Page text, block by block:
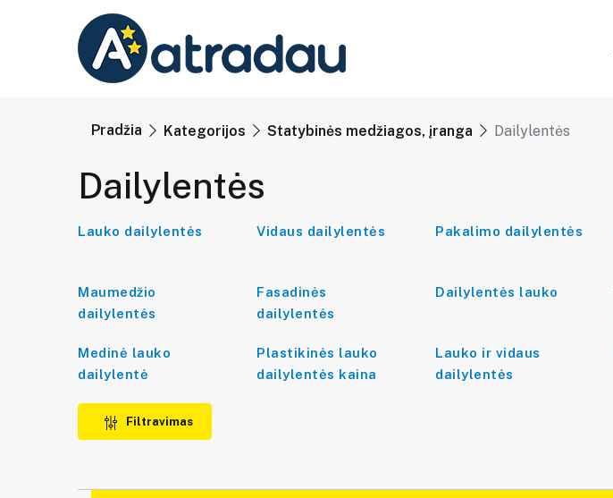
Pradžia Kategorijos Statybinės medžiagos, įranga Dailylentės
Dailylentės
Lauko dailylentės Vidaus dailylentės Pakalimo dailylentės
Maumedžio
dailylentės
Fasadinės
dailylentės
Dailylentės lauko
Medinė lauko
dailylentė
Plastikinės lauko
dailylentės kaina
Lauko ir vidaus
dailylentės
Filtravimas